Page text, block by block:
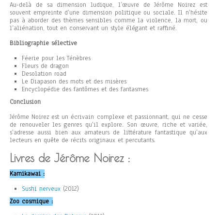
Au-delà de sa dimension ludique, l’œuvre de Jérôme Noirez est
souvent empreinte d’une dimension politique ou sociale. Il n’hésite
pas à aborder des thèmes sensibles comme la violence, la mort, ou
l’aliénation, tout en conservant un style élégant et raffiné.
Bibliographie sélective
Féerie pour les Ténèbres
Fleurs de dragon
Desolation road
Le Diapason des mots et des misères
Encyclopédie des fantômes et des fantasmes
Conclusion
Jérôme Noirez est un écrivain complexe et passionnant, qui ne cesse
de renouveler les genres qu’il explore. Son œuvre, riche et variée,
s’adresse aussi bien aux amateurs de littérature fantastique qu’aux
lecteurs en quête de récits originaux et percutants.
Livres de Jérôme Noirez :
Kamikawai :
Sushi nerveux (2012)
Zoo cosmique :